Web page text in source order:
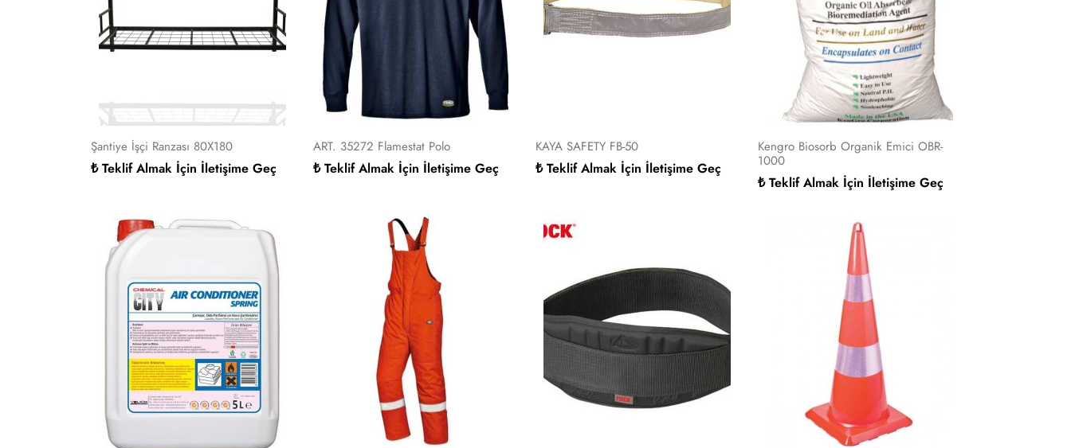
Şantiye İşçi Ranzası 80X180
₺ Teklif Almak İçin İletişime Geç
ART. 35272 Flamestat Polo
₺ Teklif Almak İçin İletişime Geç
KAYA SAFETY FB-50
₺ Teklif Almak İçin İletişime Geç
Kengro Biosorb Organik Emici OBR-
1000
₺ Teklif Almak İçin İletişime Geç